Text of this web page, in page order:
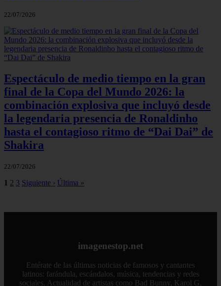
22/07/2026
Espectáculo de medio tiempo en la gran
final de la Copa del Mundo 2026: la
combinación explosiva que incluyó desde
la legendaria presencia de Ronaldinho
hasta el contagioso ritmo de “Dai Dai” de
Shakira
22/07/2026
1 2 3 Siguiente › Última »
imagenestop.net
Entérate de las últimas noticias de famosos y cantantes
latinos: farándula, escándalos, música, tendencias y redes
sociales. Actualidad de artistas como Bad Bunny, Karol G,